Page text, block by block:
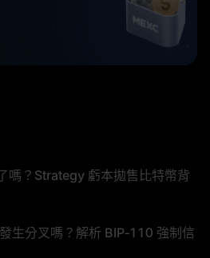
嗎？Strategy 虧本拋售比特幣背
生分叉嗎？解析 BIP‑110 強制信